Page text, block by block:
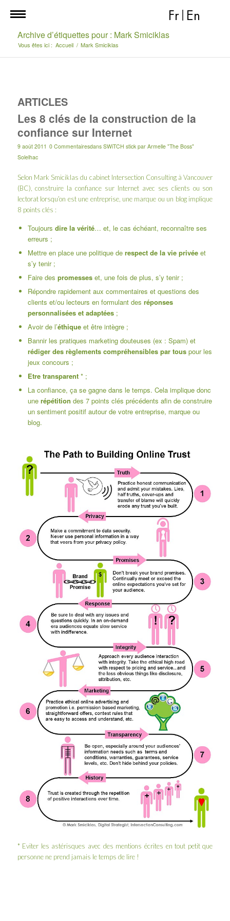
Fr En
Archive d’étiquettes pour : Mark Smiciklas
Vous êtes ici : Accueil / Mark Smiciklas
ARTICLES
Les 8 clés de la construction de la
confiance sur Internet
9 août 2011 0 Commentairesdans SWiTCH stick par Armelle "The Boss"
Solelhac
Selon Mark Smiciklas du cabinet Intersection Consultingà Vancouver
(BC), construire la confiance sur Internet avec ses clients ou son
lectorat lorsqu’on est une entreprise, une marque ou un blog implique
8 points clés :
Toujours dire la vérité… et, le cas échéant, reconnaître ses
erreurs ;
Mettre en place une politique de respect de la vie privéeet
s’y tenir ;
Faire des promesseset, une fois de plus, s’y tenir ;
Répondre rapidement aux commentaires et questions des
clients et/ou lecteurs en formulant des réponses
personnalisées et adaptées;
Avoir de l’éthiqueet être intègre ;
Bannir les pratiques marketing douteuses (ex : Spam) et
rédiger des règlements compréhensibles par touspour les
jeux concours ;
Etre transparent * ;
La confiance, ça se gagne dans le temps. Cela implique donc
une répétition des 7 points clés précédents afin de construire
un sentiment positif autour de votre entreprise, marque ou
blog.
* Eviter les astérisques avec des mentions écrites en tout petit que
personne ne prend jamais le temps de lire !